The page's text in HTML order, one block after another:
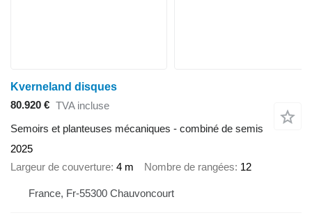
Kverneland disques
80.920 € TVA incluse
Semoirs et planteuses mécaniques - combiné de semis
2025
Largeur de couverture 4 m Nombre de rangées 12
France, Fr-55300 Chauvoncourt